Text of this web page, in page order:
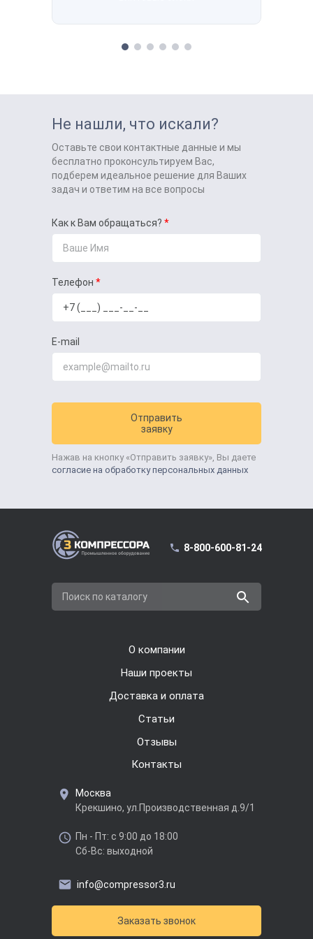
Не нашли, что искали?
Оставьте свои контактные данные и мы
бесплатно проконсультируем Вас,
подберем идеальное решение для Ваших
задач и ответим на все вопросы
Как к Вам обращаться?
Телефон
E-mail
Отправить
заявку
Нажав на кнопку «Отправить заявку», Вы даете
согласие на обработку персональных данных
8-800-600-81-24
Поиск по каталогу
О компании
Наши проекты
Доставка и оплата
Cтатьи
Отзывы
Контакты
Москва
Крекшино, ул.Производственная д.9/1
Пн - Пт: с 9:00 до 18:00
Сб-Вс: выходной
info@compressor3.ru
Заказать звонок